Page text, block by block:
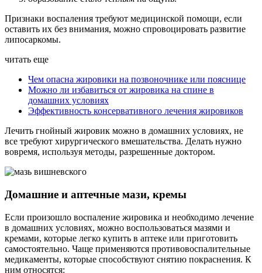
Признаки воспаления требуют медицинской помощи, если
оставить их без внимания, можно спровоцировать развитие
липосаркомы.
читать еще
Чем опасна жировики на позвоночнике или пояснице
Можно ли избавиться от жировика на спине в
домашних условиях
Эффективность консервативного лечения жировиков
Лечить гнойный жировик можно в домашних условиях, не
все требуют хирургического вмешательства. Делать нужно
вовремя, используя методы, разрешенные доктором.
Домашние и аптечные мази, кремы
Если произошло воспаление жировика и необходимо лечение
в домашних условиях, можно воспользоваться мазями и
кремами, которые легко купить в аптеке или приготовить
самостоятельно. Чаще применяются противовоспалительные
медикаменты, которые способствуют снятию покраснения. К
ним относятся: